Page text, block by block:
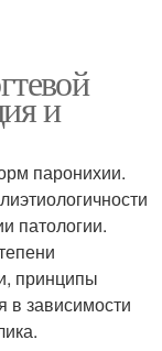
и
паронихии.
патологии.
принципы
в зависимости